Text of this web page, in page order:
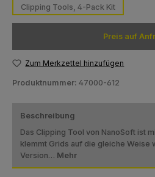
Clipping Tools, 4-Pack Kit
Preis auf
Zum Merkzettel hinzufügen
Produktnummer: 47000-612
Beschreibung
Das Clipping Tool von NanoSoft ist
klemmt Grids auf die gleiche Weise
Version… Mehr